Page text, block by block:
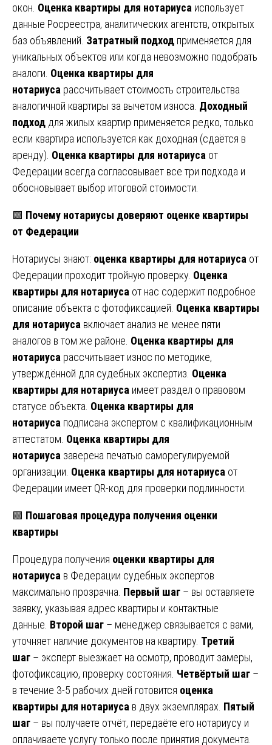
окон. Оценка квартиры для нотариуса использует
данные Росреестра, аналитических агентств, открытых
баз объявлений. Затратный подход применяется для
уникальных объектов или когда невозможно подобрать
аналоги. Оценка квартиры для
нотариуса рассчитывает стоимость строительства
аналогичной квартиры за вычетом износа. Доходный
подход для жилых квартир применяется редко, только
если квартира используется как доходная (сдаётся в
аренду). Оценка квартиры для нотариуса от
Федерации всегда согласовывает все три подхода и
обосновывает выбор итоговой стоимости.
🟩 Почему нотариусы доверяют оценке квартиры
от Федерации
Нотариусы знают: оценка квартиры для нотариуса от
Федерации проходит тройную проверку. Оценка
квартиры для нотариуса от нас содержит подробное
описание объекта с фотофиксацией. Оценка квартиры
для нотариуса включает анализ не менее пяти
аналогов в том же районе. Оценка квартиры для
нотариуса рассчитывает износ по методике,
утверждённой для судебных экспертиз. Оценка
квартиры для нотариуса имеет раздел о правовом
статусе объекта. Оценка квартиры для
нотариуса подписана экспертом с квалификационным
аттестатом. Оценка квартиры для
нотариуса заверена печатью саморегулируемой
организации. Оценка квартиры для нотариуса от
Федерации имеет QR-код для проверки подлинности.
🟩 Пошаговая процедура получения оценки
квартиры
Процедура получения оценки квартиры для
нотариуса в Федерации судебных экспертов
максимально прозрачна. Первый шаг – вы оставляете
заявку, указывая адрес квартиры и контактные
данные. Второй шаг – менеджер связывается с вами,
уточняет наличие документов на квартиру. Третий
шаг – эксперт выезжает на осмотр, проводит замеры,
фотофиксацию, проверку состояния. Четвёртый шаг –
в течение 3-5 рабочих дней готовится оценка
квартиры для нотариуса в двух экземплярах. Пятый
шаг – вы получаете отчёт, передаёте его нотариусу и
оплачиваете услугу только после принятия документа.